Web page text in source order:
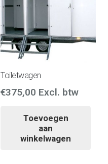
Toiletwagen
€375,00 Excl. btw
Toevoegen
aan
winkelwagen